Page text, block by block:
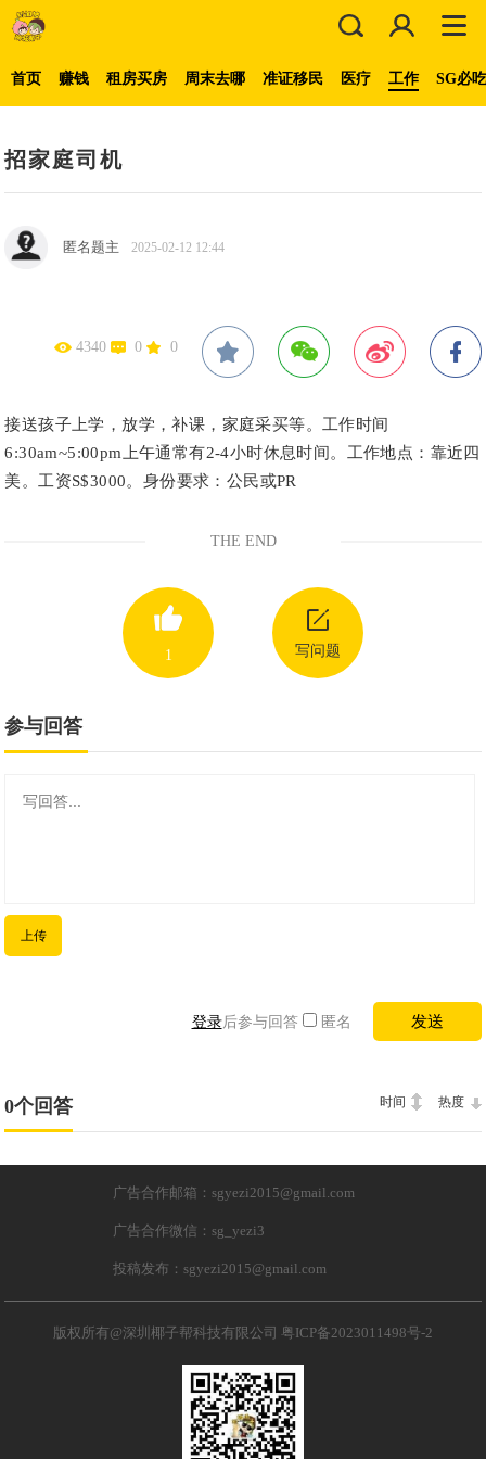
首页 赚钱 租房买房 周末去哪 准证移民 医疗 工作 SG必
招家庭司机
匿名题主 2025-02-12 12:44
4340 0 0
接送孩子上学，放学，补课，家庭采买等。工作时间
6:30am~5:00pm上午通常有2-4小时休息时间。工作地点：靠近四
美。工资S$3000。身份要求：公民或PR
THE END
1 写问题
参与回答
上传
登录后参与回答 匿名
0个回答 热度
时间
广告合作邮箱：sgyezi2015@gmail.com
广告合作微信：sg_yezi3
投稿发布：sgyezi2015@gmail.com
版权所有@深圳椰子帮科技有限公司 粤ICP备2023011498号-2